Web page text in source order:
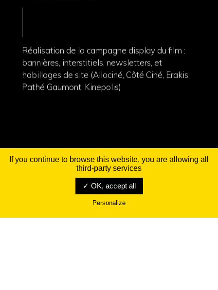
Réalisation de la campagne display du film :
bannières, interstitiels, newsletters, et
habillages de site (Allociné, Côté Ciné, Erakis,
Pathé Gaumont, Kinepolis)
If you continue to browse this website, you are allowing all
third-party services
✓ OK, accept all
Personalize